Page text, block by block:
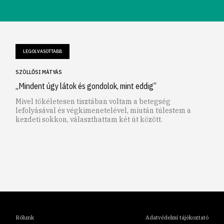
LEGOLVASOTTABB
SZÖLLŐSI MÁTYÁS
„Mindent úgy látok és gondolok, mint eddig”
Mivel tökéletesen tisztában voltam a betegség
lefolyásával és végkimenetelével, miután túlestem a
kezdeti sokkon, választhattam két út között.
Rólunk Adatvédelmi tájékoztató